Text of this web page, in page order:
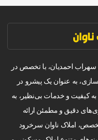
احمدیان، با تخصص در
به عنوان یک پیشرو در
کیفیت و خدمات بی‌نظیر، به
دقیق و مطمئن ارائه
املاک ناوان سرخرود